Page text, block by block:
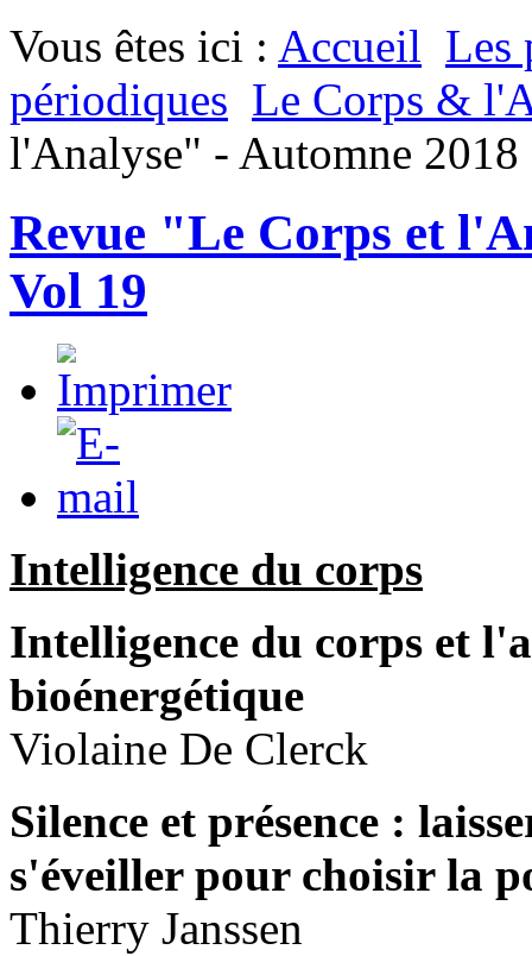
Vous êtes ici : Accueil Les
périodiques Le Corps &
l'Analyse" - Automne 2018
Revue "Le Corps et
Vol 19
Intelligence du corps
Intelligence du corps et
bioénergétique
Violaine De Clerck
Silence et présence :
s'éveiller pour choisir la
Thierry Janssen